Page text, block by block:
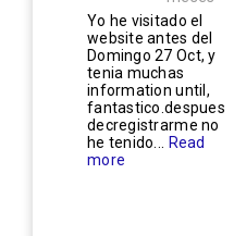
Yo he visitado el
website antes del
Domingo 27 Oct, y
tenia muchas
information until,
fantastico.despues
decregistrarme no
he tenido...
Read
more